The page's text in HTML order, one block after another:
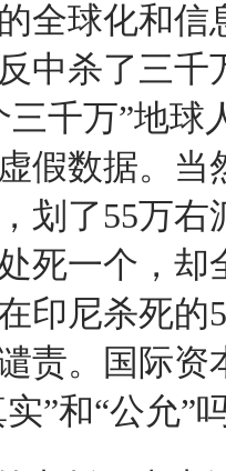
全球化和
中杀了三千
三千万”地球
假数据。
划了55万右
死一个，却
印尼杀死的
责。国际
”和“公允”